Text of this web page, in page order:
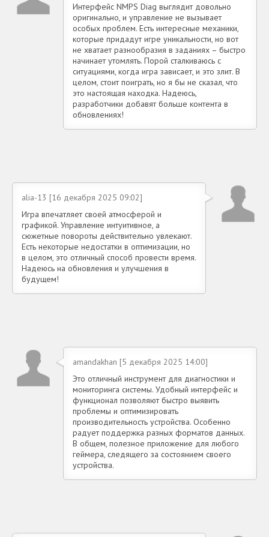
Интерфейс NMPS Diag выглядит довольно
оригинально, и управление не вызывает
особых проблем. Есть интересные механики,
которые придадут игре уникальности, но вот
не хватает разнообразия в заданиях – быстро
начинает утомлять. Порой сталкиваюсь с
ситуациями, когда игра зависает, и это злит. В
целом, стоит поиграть, но я бы не сказал, что
это настоящая находка. Надеюсь,
разработчики добавят больше контента в
обновлениях!
alia-13 [16 декабря 2025 09:02]
Игра впечатляет своей атмосферой и
графикой. Управление интуитивное, а
сюжетные повороты действительно увлекают.
Есть некоторые недостатки в оптимизации, но
в целом, это отличный способ провести время.
Надеюсь на обновления и улучшения в
будущем!
amandakhan [5 декабря 2025 14:00]
Это отличный инструмент для диагностики и
мониторинга системы. Удобный интерфейс и
функционал позволяют быстро выявить
проблемы и оптимизировать
производительность устройства. Особенно
радует поддержка разных форматов данных.
В общем, полезное приложение для любого
геймера, следящего за состоянием своего
устройства.